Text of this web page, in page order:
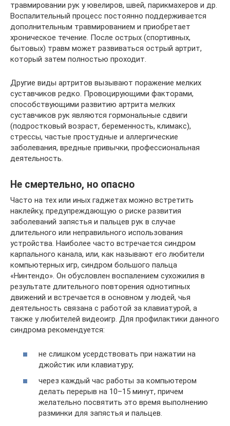
травмировании рук у ювелиров, швей, парикмахеров и др.
Воспалительный процесс постоянно поддерживается
дополнительным травмированием и приобретает
хроническое течение. После острых (спортивных,
бытовых) травм может развиваться острый артрит,
который затем полностью проходит.
Другие виды артритов вызывают поражение мелких
суставчиков редко. Провоцирующими факторами,
способствующими развитию артрита мелких
суставчиков рук являются гормональные сдвиги
(подростковый возраст, беременность, климакс),
стрессы, частые простудные и аллергические
заболевания, вредные привычки, профессиональная
деятельность.
Не смертельно, но опасно
Часто на тех или иных гаджетах можно встретить
наклейку, предупреждающую о риске развития
заболеваний запястья и пальцев рук в случае
длительного или неправильного использования
устройства. Наиболее часто встречается синдром
карпального канала, или, как называют его любители
компьютерных игр, синдром большого пальца
«Нинтендо». Он обусловлен воспалением сухожилия в
результате длительного повторения однотипных
движений и встречается в основном у людей, чья
деятельность связана с работой за клавиатурой, а
также у любителей видеоигр. Для профилактики данного
синдрома рекомендуется:
не слишком усердствовать при нажатии на
джойстик или клавиатуру;
через каждый час работы за компьютером
делать перерыв на 10–15 минут, причем
желательно посвятить это время выполнению
разминки для запястья и пальцев.